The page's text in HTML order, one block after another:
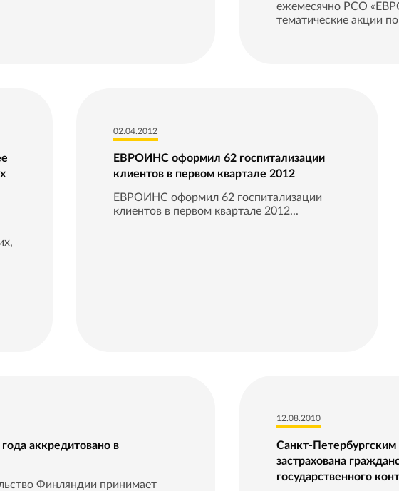
ежемесячно РСО
тематические акции
02.04.2012
ЕВРОИНС оформил 62 госпитализации
клиентов в первом квартале 2012
ЕВРОИНС оформил 62 госпитализации
клиентов в первом квартале 2012...
аккредитовано в
Финляндии принимает
12.08.2010
Санкт-
застрахована
государственного